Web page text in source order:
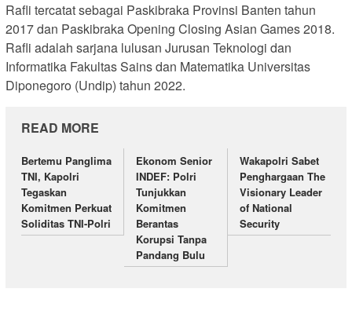
Rafli tercatat sebagai Paskibraka Provinsi Banten tahun
2017 dan Paskibraka Opening Closing Asian Games 2018.
Rafli adalah sarjana lulusan Jurusan Teknologi dan
Informatika Fakultas Sains dan Matematika Universitas
Diponegoro (Undip) tahun 2022.
READ MORE
Bertemu Panglima
TNI, Kapolri
Tegaskan
Komitmen Perkuat
Soliditas TNI-Polri
Ekonom Senior
INDEF: Polri
Tunjukkan
Komitmen
Berantas
Korupsi Tanpa
Pandang Bulu
Wakapolri Sabet
Penghargaan The
Visionary Leader
of National
Security